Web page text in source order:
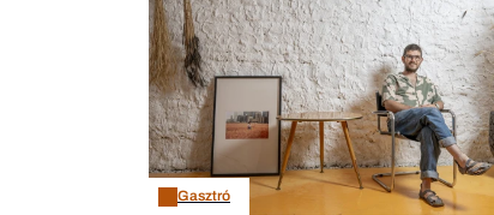
Gasztró